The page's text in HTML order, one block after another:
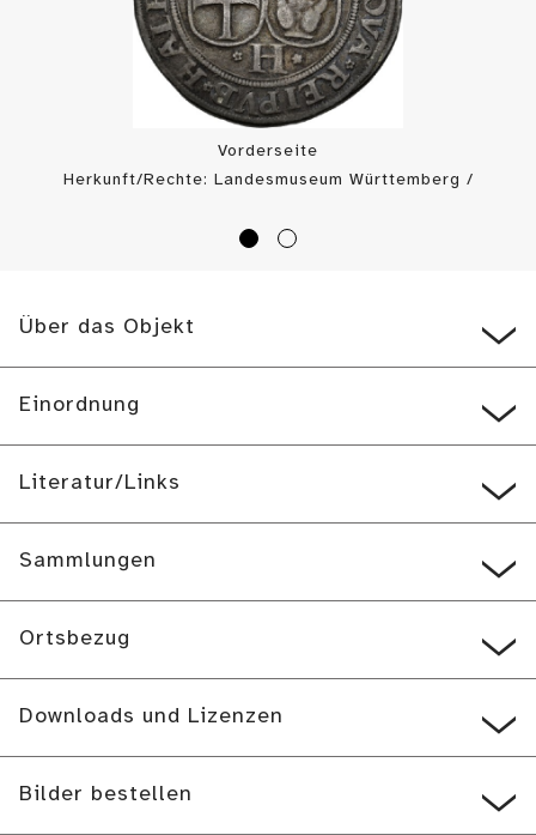
Vorderseite
Herkunft/Rechte: Landesmuseum Württemberg /
Über das Objekt
Einordnung
Literatur/Links
Sammlungen
Ortsbezug
Downloads und Lizenzen
Bilder bestellen